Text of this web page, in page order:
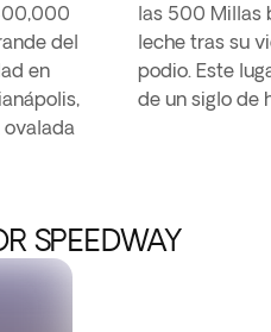
del
en
pidió
del
más
de un siglo de
SPEEDWAY